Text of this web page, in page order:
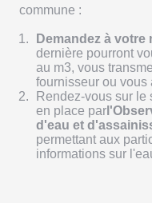
commune :
Demandez à votre
dernière pourront
au m3, vous
fournisseur ou vous
Rendez-vous sur le
en place par
d'eau et
permettant aux
informations sur